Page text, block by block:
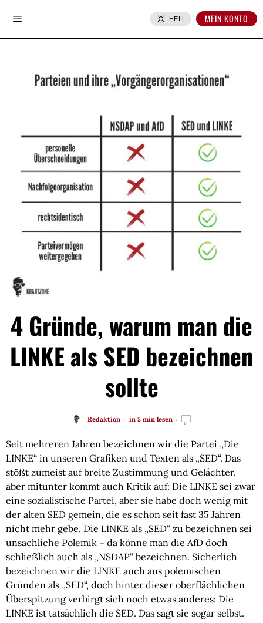
HELL MEIN KONTO
4 Gründe, warum man die
LINKE als SED bezeichnen
sollte
Redaktion in 5 min lesen
Seit mehreren Jahren bezeichnen wir die Partei „Die
LINKE“ in unseren Grafiken und Texten als „SED“. Das
stößt zumeist auf breite Zustimmung und Gelächter,
aber mitunter kommt auch Kritik auf: Die LINKE sei zwar
eine sozialistische Partei, aber sie habe doch wenig mit
der alten SED gemein, die es schon seit fast 35 Jahren
nicht mehr gebe. Die LINKE als „SED“ zu bezeichnen sei
unsachliche Polemik – da könne man die AfD doch
schließlich auch als „NSDAP“ bezeichnen. Sicherlich
bezeichnen wir die LINKE auch aus polemischen
Gründen als „SED“, doch hinter dieser oberflächlichen
Überspitzung verbirgt sich noch etwas anderes: Die
LINKE ist tatsächlich die SED. Das sagt sie sogar selbst.